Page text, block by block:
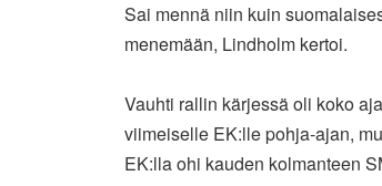
Sai mennä niin kuin
menemään, Lindholm kertoi.
Vauhti rallin kärjessä oli koko
viimeiselle EK:lle pohja-ajan,
EK:lla ohi kauden kolmanteen